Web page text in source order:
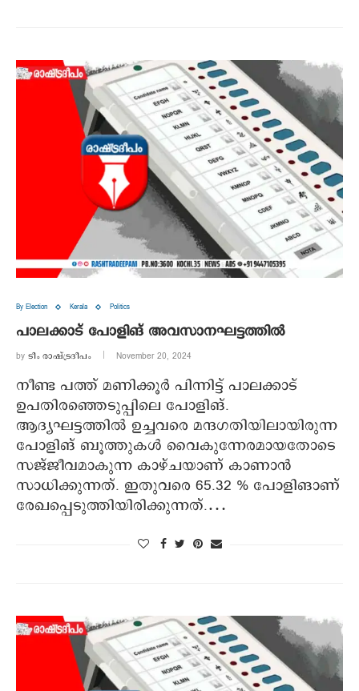
By Election Kerala Politics
പാലക്കാട് പോളിങ് അവസാനഘട്ടത്തിൽ
by ടീം രാഷ്ട്രദീപം November 20, 2024
നീണ്ട പത്ത് മണിക്കൂർ പിന്നിട്ട് പാലക്കാട്
ഉപതിരഞ്ഞെടുപ്പിലെ പോളിങ്.
ആദ്യഘട്ടത്തിൽ ഉച്ചവരെ മന്ദഗതിയിലായിരുന്ന
പോളിങ് ബൂത്തുകൾ വൈകുന്നേരമായതോടെ
സജ്ജീവമാകുന്ന കാഴ്ചയാണ് കാണാൻ
സാധിക്കുന്നത്. ഇതുവരെ 65.32 % പോളിങാണ്
രേഖപ്പെടുത്തിയിരിക്കുന്നത്.…